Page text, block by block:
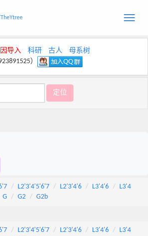
Toggle
导入 科研 古人
母系树
）
L2'3'4'5'6'7 L2'3'4'6 L3'4'6
L3'4
G G2 G2b
L2'3'4'5'6'7 L2'3'4'6 L3'4'6
L3'4